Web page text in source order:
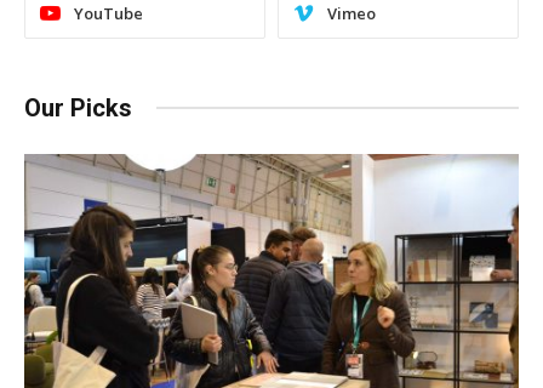
YouTube Vimeo
Our Picks